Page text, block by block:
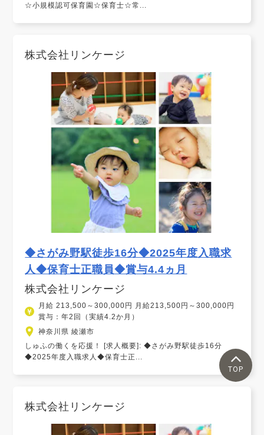
☆小規模認可保育園☆保育士☆常...
株式会社リンケージ
◆さがみ野駅徒歩16分◆2025年度入職求
人◆保育士正職員◆賞与4.4ヵ月
株式会社リンケージ
月給 213,500～300,000円 月給213,500円～300,000円
賞与：年2回（実績4.2か月）
神奈川県 綾瀬市
しゅふの働くを応援！ [求人概要]: ◆さがみ野駅徒歩16分
◆2025年度入職求人◆保育士正...
株式会社リンケージ
TOP